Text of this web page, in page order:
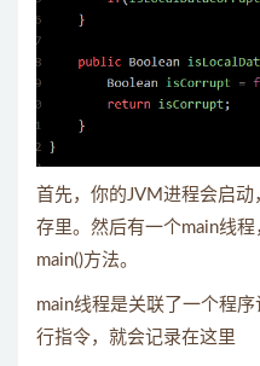
首先，你的JVM进程会启
存里。然后有一个main线
main()方法。
main线程是关联了一个程
行指令，就会记录在这里